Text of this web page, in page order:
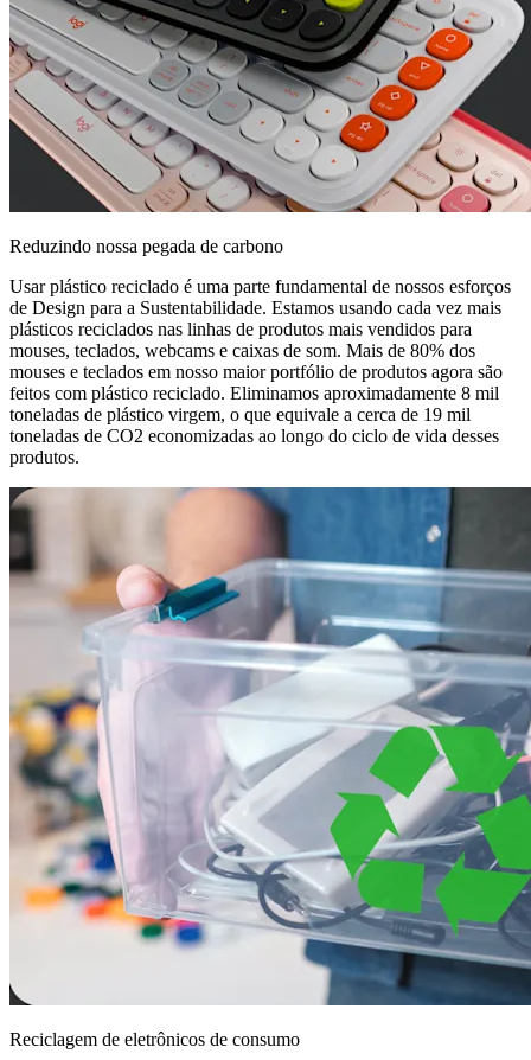
Reduzindo nossa pegada de carbono
Usar plástico reciclado é uma parte fundamental de nossos esforços
de Design para a Sustentabilidade. Estamos usando cada vez mais
plásticos reciclados nas linhas de produtos mais vendidos para
mouses, teclados, webcams e caixas de som. Mais de 80% dos
mouses e teclados em nosso maior portfólio de produtos agora são
feitos com plástico reciclado. Eliminamos aproximadamente 8 mil
toneladas de plástico virgem, o que equivale a cerca de 19 mil
toneladas de CO2 economizadas ao longo do ciclo de vida desses
produtos.
Reciclagem de eletrônicos de consumo